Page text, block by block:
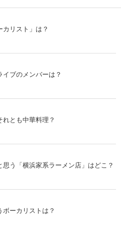
カリスト」は？
ブのメンバーは？
れとも中華料理？
う「横浜家系ラーメン店」はどこ？
ーカリストは？